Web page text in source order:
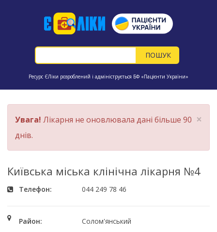
Ресурс ЄЛіки розроблений і адмініструється БФ «Пацієнти України»
×
Увага! Лікарня не оновлювала дані більше 90
днів.
Київська міська клінічна лікарня №4
Телефон: 044 249 78 46
Район: Солом'янський